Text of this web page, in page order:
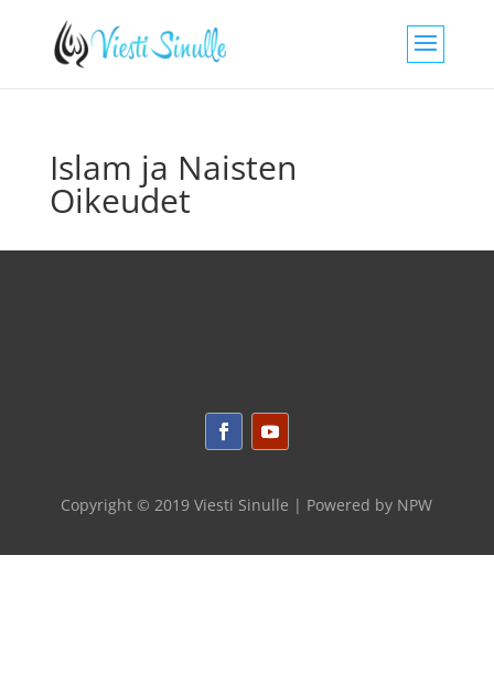
Islam ja Naisten
Oikeudet
Copyright © 2019 Viesti Sinulle | Powered by NPW